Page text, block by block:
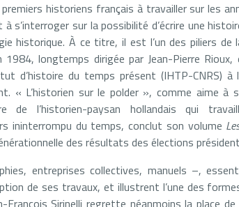
historiens français à travailler sur les
s’interroger sur la possibilité d’écrire une
historique. À ce titre, il est l’un des piliers de
1984, longtemps dirigée par Jean-Pierre
d’histoire du temps présent (IHTP-CNRS) à
« L’historien sur le polder », comme aime à
de l’historien-paysan hollandais qui
ininterrompu du temps, conclut son volume
des résultats des élections
entreprises collectives, manuels –,
de ses travaux, et illustrent l’une des